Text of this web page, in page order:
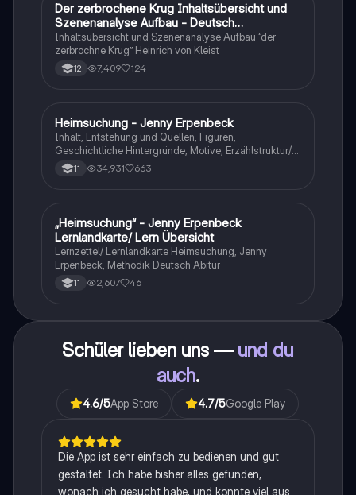
Deutsch
Der zerbrochene Krug Inhaltsübersicht und
Szenenanalyse Aufbau - Deutsch
Q1/Q2/Abitur
Inhaltsübersicht und Szenenanalyse Aufbau “der
zerbrochne Krug” Heinrich von Kleist
12 7,409 124
Deutsch
Heimsuchung - Jenny Erpenbeck
Inhalt, Entstehung und Quellen, Figuren,
Geschichtliche Hintergründe, Motive, Erzählstruktur/-
stil 11 34,931 663
Deutsch
„Heimsuchung“ - Jenny Erpenbeck
Lernlandkarte/ Lern Übersicht
Lernzettel/ Lernlandkarte Heimsuchung, Jenny
Erpenbeck, Methodik Deutsch Abitur
11 2,607 46
Schüler lieben uns — und du
auch.
4.6/5App Store 4.7/5Google Play
Die App ist sehr einfach zu bedienen und gut
gestaltet. Ich habe bisher alles gefunden,
wonach ich gesucht habe, und konnte viel aus